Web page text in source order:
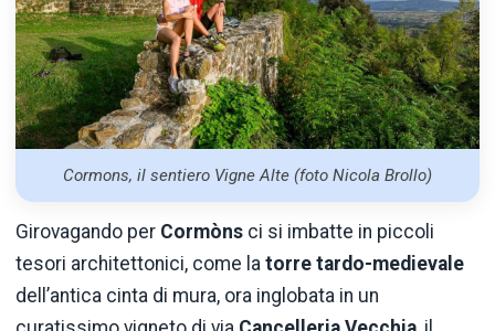
Cormons, il sentiero Vigne Alte (foto Nicola Brollo)
Girovagando per Cormòns ci si imbatte in piccoli
tesori architettonici, come la torre tardo-medievale
dell’antica cinta di mura, ora inglobata in un